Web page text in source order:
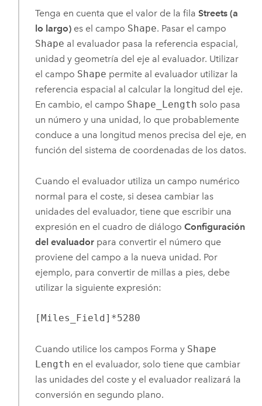
Tenga en cuenta que el valor de la fila Streets (a
lo largo)es el campo Shape. Pasar el campo
Shape al evaluador pasa la referencia espacial,
unidad y geometría del eje al evaluador. Utilizar
el campo Shape permite al evaluador utilizar la
referencia espacial al calcular la longitud del eje.
En cambio, el campo Shape_Length solo pasa
un número y una unidad, lo que probablemente
conduce a una longitud menos precisa del eje, en
función del sistema de coordenadas de los datos.
Cuando el evaluador utiliza un campo numérico
normal para el coste, si desea cambiar las
unidades del evaluador, tiene que escribir una
expresión en el cuadro de diálogo Configuración
del evaluadorpara convertir el número que
proviene del campo a la nueva unidad. Por
ejemplo, para convertir de millas a pies, debe
utilizar la siguiente expresión:
[Miles_Field]*5280
Cuando utilice los campos Forma y Shape
Length en el evaluador, solo tiene que cambiar
las unidades del coste y el evaluador realizará la
conversión en segundo plano.